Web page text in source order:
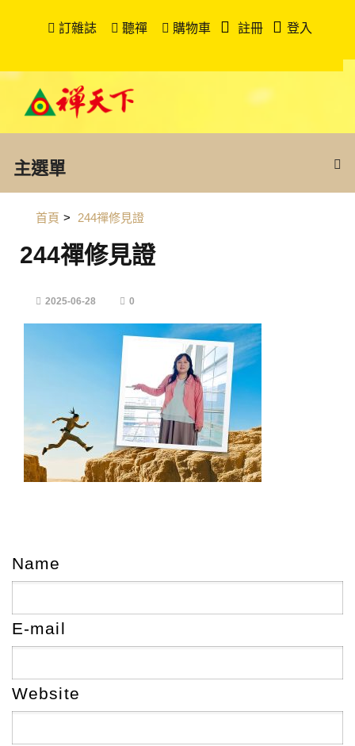
訂雜誌 聽禪 購物車 註冊 登入
主選單
首頁 > 244禪修見證
244禪修見證
2025-06-28 0
Name
E-mail
Website